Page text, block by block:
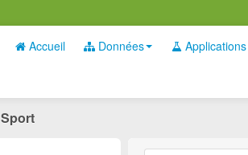
Accueil Données Applications
Sport